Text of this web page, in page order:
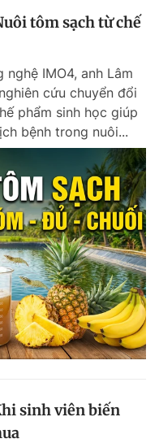
tôm sạch từ chế
IMO4, anh Lâm
cứu chuyển đổi
phẩm sinh học giúp
bệnh trong nuôi...
sinh viên biến